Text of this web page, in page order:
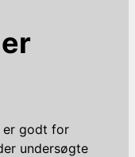
er godt for
undersøgte